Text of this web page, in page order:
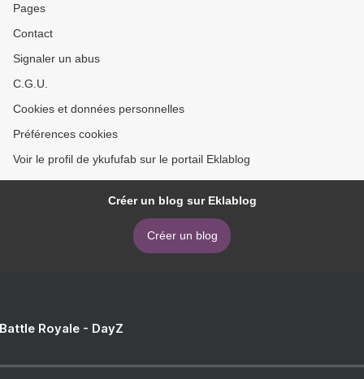
Pages
Contact
Signaler un abus
C.G.U.
Cookies et données personnelles
Préférences cookies
Voir le profil de ykufufab sur le portail Eklablog
Créer un blog sur Eklablog
Créer un blog
Royale - DayZ